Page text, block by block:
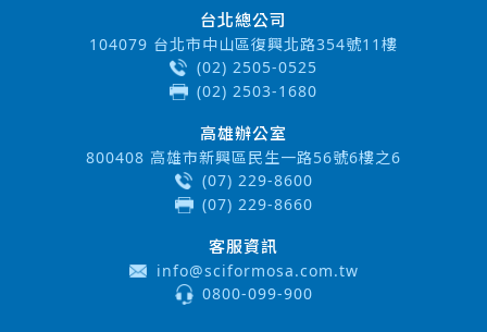
台北總公司
104079 台北市中山區復興北路354號11樓
(02) 2505-0525
(02) 2503-1680
高雄辦公室
800408 高雄市新興區民生一路56號6樓之6
(07) 229-8600
(07) 229-8660
客服資訊
info@sciformosa.com.tw
0800-099-900